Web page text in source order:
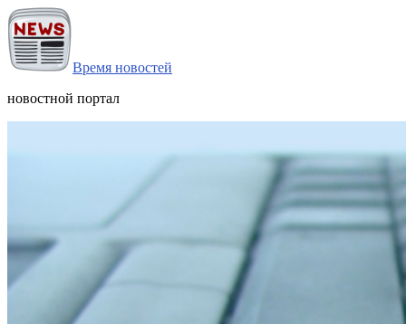
Время новостей
новостной портал